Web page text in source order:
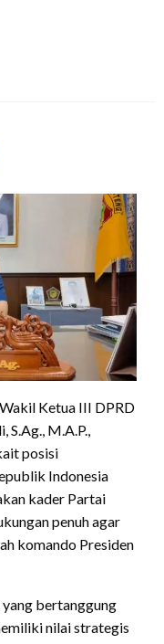
Ketua III DPRD
S.Ag., M.A.P.,
posisi
Indonesia
kader Partai
penuh agar
komando Presiden
bertanggung
nilai strategis